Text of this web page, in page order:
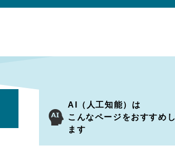
AI（人工知能）は
こんなページをおすすめし
ます